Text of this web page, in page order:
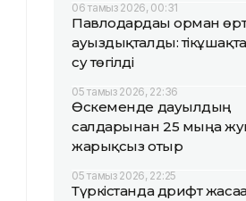
06 тамыз 2026, 00:31
Павлодардағы орман
ауыздықталды:
су төгілді
05 тамыз 2026, 22:36
Өскеменде дауылдың
салдарынан 25 мыңға
жарықсыз отыр
05 тамыз 2026, 22:25
Түркістанда дрифт